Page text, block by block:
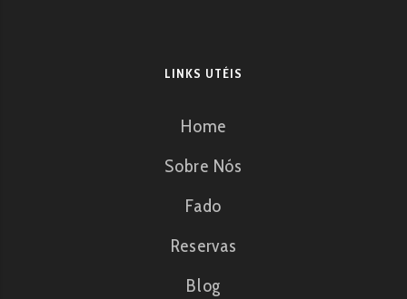
LINKS UTÉIS
Home
Sobre Nós
Fado
Reservas
Blog